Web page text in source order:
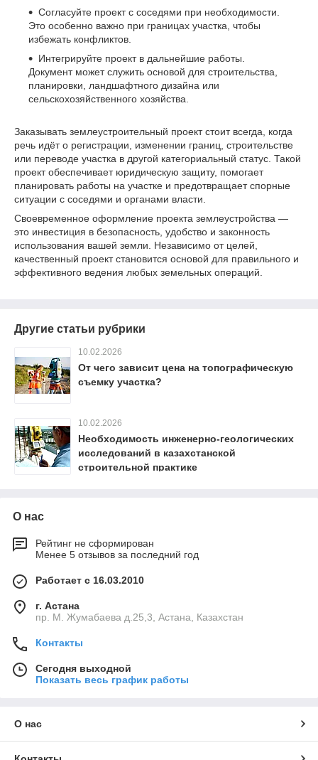
Согласуйте проект с соседями при необходимости.
Это особенно важно при границах участка, чтобы
избежать конфликтов.
Интегрируйте проект в дальнейшие работы.
Документ может служить основой для строительства,
планировки, ландшафтного дизайна или
сельскохозяйственного хозяйства.
Заказывать землеустроительный проект стоит всегда, когда
речь идёт о регистрации, изменении границ, строительстве
или переводе участка в другой категориальный статус. Такой
проект обеспечивает юридическую защиту, помогает
планировать работы на участке и предотвращает спорные
ситуации с соседями и органами власти.
Своевременное оформление проекта землеустройства —
это инвестиция в безопасность, удобство и законность
использования вашей земли. Независимо от целей,
качественный проект становится основой для правильного и
эффективного ведения любых земельных операций.
Другие статьи рубрики
10.02.2026
От чего зависит цена на топографическую
съемку участка?
10.02.2026
Необходимость инженерно-геологических
исследований в казахстанской
строительной практике
О нас
Рейтинг не сформирован
Менее 5 отзывов за последний год
Работает с 16.03.2010
г. Астана
пр. М. Жумабаева д.25,3, Астана, Казахстан
Контакты
Сегодня выходной
Показать весь график работы
О нас